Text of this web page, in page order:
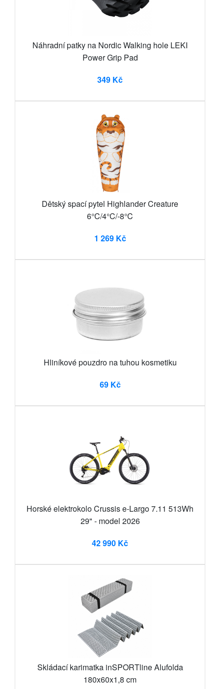
Náhradní patky na Nordic Walking hole LEKI
Power Grip Pad
349 Kč
Dětský spací pytel Highlander Creature
6°C/4°C/-8°C
1 269 Kč
Hliníkové pouzdro na tuhou kosmetiku
69 Kč
Horské elektrokolo Crussis e-Largo 7.11 513Wh
29" - model 2026
42 990 Kč
Skládací karimatka inSPORTline Alufolda
180x60x1,8 cm